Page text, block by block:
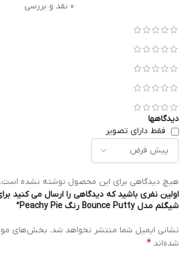
0 نقد و بررسی
دیدگاهها
فقط دارای تصویر
هیچ دیدگاهی برای این محصول نوشته نشده است.
اولین نفری باشید که دیدگاهی را ارسال می کنید
شیگلم مدل Bounce Putty رنگ Peachy Pie”
نشانی ایمیل شما منتشر نخواهد شد. بخش‌های
شده‌اند *